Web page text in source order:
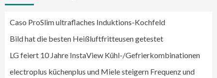
Caso ProSlim ultraflaches Induktions-Kochfeld
Bild hat die besten Heißluftfritteusen getestet
LG feiert 10 Jahre InstaView Kühl-/Gefrierkombinationen
electroplus küchenplus und Miele steigern Frequenz und